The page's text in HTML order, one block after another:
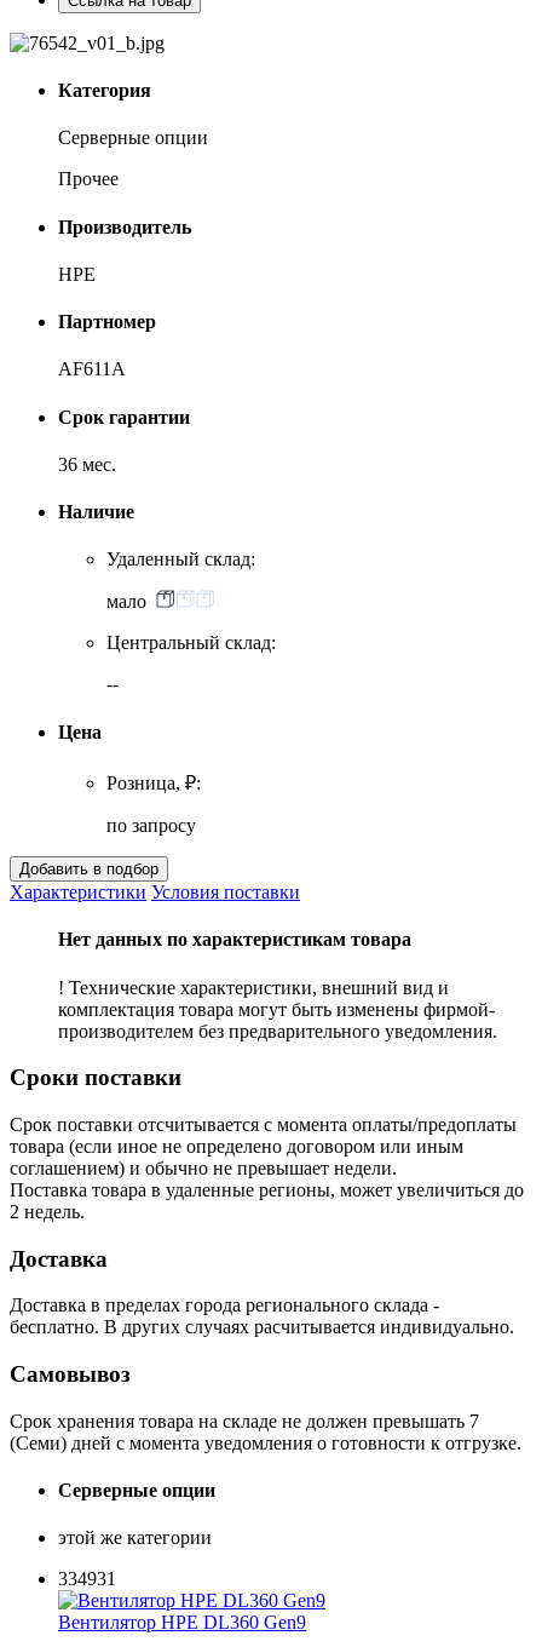
Категория
Серверные опции
Прочее
Производитель
HPE
Партномер
AF611A
Срок гарантии
36 мес.
Наличие
Удаленный склад:
мало
Центральный склад:
--
Цена
Розница, ₽:
по запросу
Характеристики Условия поставки
Нет данных по характеристикам товара
! Технические характеристики, внешний вид и
комплектация товара могут быть изменены фирмой-
производителем без предварительного уведомления.
Сроки поставки
Срок поставки отсчитывается с момента оплаты/предоплаты
товара (если иное не определено договором или иным
соглашением) и обычно не превышает недели.
Поставка товара в удаленные регионы, может увеличиться до
2 недель.
Доставка
Доставка в пределах города регионального склада -
бесплатно. В других случаях расчитывается индивидуально.
Самовывоз
Срок хранения товара на складе не должен превышать 7
(Семи) дней с момента уведомления о готовности к отгрузке.
Серверные опции
этой же категории
334931
Вентилятор HPE DL360 Gen9